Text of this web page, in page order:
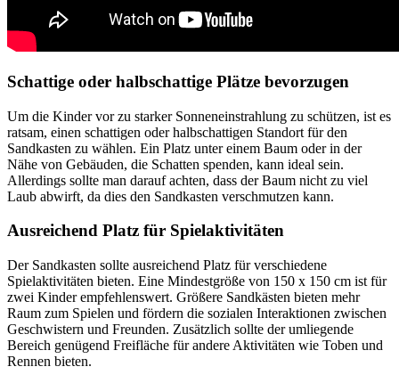
Schattige oder halbschattige Plätze bevorzugen
Um die Kinder vor zu starker Sonneneinstrahlung zu schützen, ist es
ratsam, einen schattigen oder halbschattigen Standort für den
Sandkasten zu wählen. Ein Platz unter einem Baum oder in der
Nähe von Gebäuden, die Schatten spenden, kann ideal sein.
Allerdings sollte man darauf achten, dass der Baum nicht zu viel
Laub abwirft, da dies den Sandkasten verschmutzen kann.
Ausreichend Platz für Spielaktivitäten
Der Sandkasten sollte ausreichend Platz für verschiedene
Spielaktivitäten bieten. Eine Mindestgröße von 150 x 150 cm ist für
zwei Kinder empfehlenswert. Größere Sandkästen bieten mehr
Raum zum Spielen und fördern die sozialen Interaktionen zwischen
Geschwistern und Freunden. Zusätzlich sollte der umliegende
Bereich genügend Freifläche für andere Aktivitäten wie Toben und
Rennen bieten.